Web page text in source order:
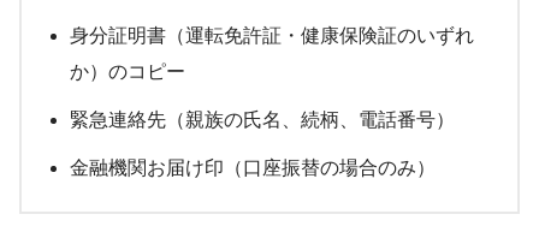
身分証明書（運転免許証・健康保険証のいずれ
か）のコピー
緊急連絡先（親族の氏名、続柄、電話番号）
金融機関お届け印（口座振替の場合のみ）